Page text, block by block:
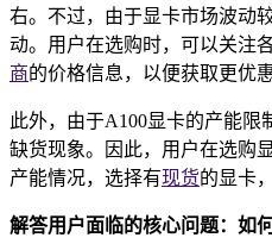
右。不过，由于显卡市场波动
动。用户在选购时，可以关注
商的价格信息，以便获取更优
此外，由于A100显卡的产能限
缺货现象。因此，用户在选购
产能情况，选择有现货的显卡
解答用户面临的核心问题：如